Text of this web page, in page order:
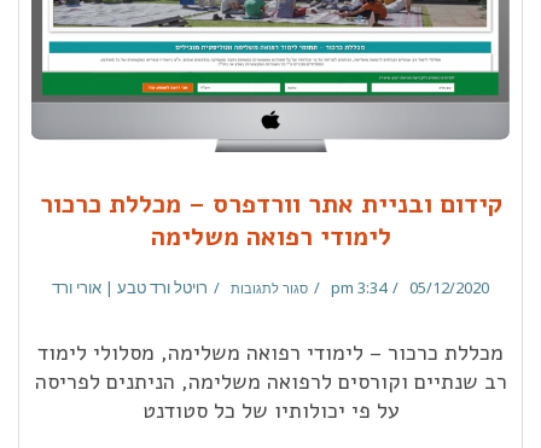
קידום ובניית אתר וורדפרס – מכללת כרכור
לימודי רפואה משלימה
05/12/2020
3:34 pm סגור לתגובות רויטל ורד טבע | אורי ורד
מכללת כרכור – לימודי רפואה משלימה, מסלולי לימוד
רב שנתיים וקורסים לרפואה משלימה, הניתנים לפריסה
על פי יכולותיו של כל סטודנט